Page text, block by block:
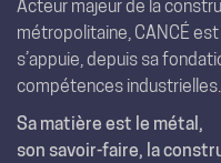
Acteur majeur de la
métropolitaine, CANCÉ
s’appuie, depuis sa
compétences industrielles.
Sa matière est le métal,
son savoir-faire, la